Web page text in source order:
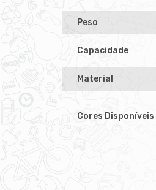
Peso
Capacidade
Material
Cores Disponíveis